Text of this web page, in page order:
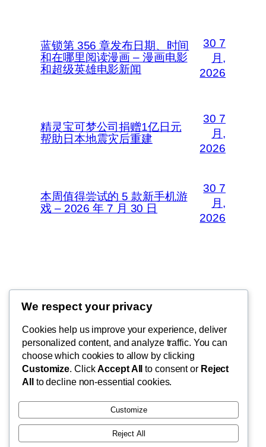
蓝锁第 356 章发布日期、时间
和在哪里阅读漫画 – 漫画电影
和超级英雄电影新闻
30 7
月,
2026
精灵宝可梦公司捐赠1亿日元
帮助日本地震灾后重建
30 7
月,
2026
本周值得尝试的 5 款新手机游
戏 – 2026 年 7 月 30 日
30 7
月,
2026
Thunder Feeds
你最喜欢的电子游戏和攻略杂志
博客
关于
常见问题
作者
事件
商店
样板
主题
We respect your privacy
Cookies help us improve your experience, deliver
personalized content, and analyze traffic. You can
choose which cookies to allow by clicking
Customize. ClickAccept All to consent or Reject
All
to decline non-essential cookies.
Customize
Reject All